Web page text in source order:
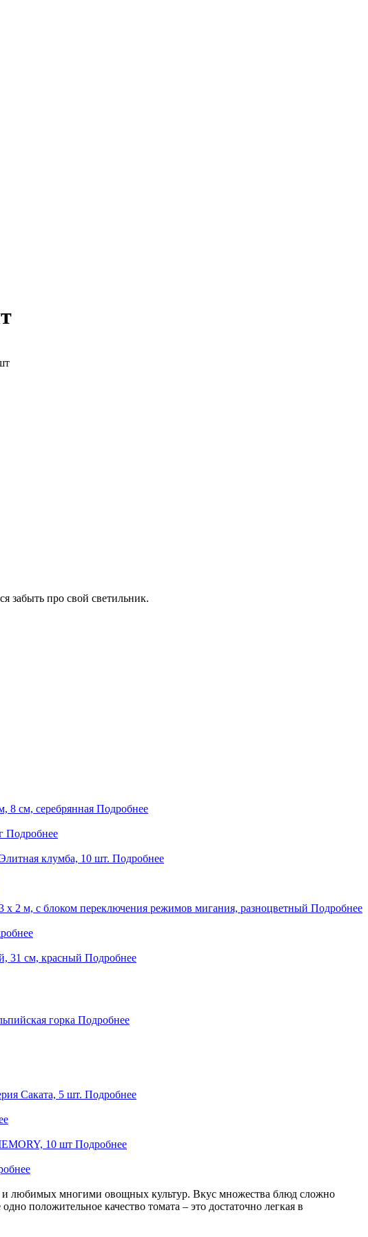
забыть про свой светильник.
8 см, серебрянная Подробнее
Подробнее
клумба, 10 шт. Подробнее
х 2 м, с блоком переключения режимов мигания, разноцветный Подробнее
31 см, красный Подробнее
горка Подробнее
Саката, 5 шт. Подробнее
10 шт Подробнее
любимых многими овощных культур. Вкус множества блюд сложно
положительное качество томата – это достаточно легкая в